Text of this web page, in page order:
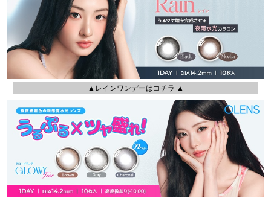
▲レインワンデーはコチラ ▲